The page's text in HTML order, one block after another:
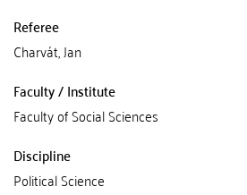
Referee
Charvát, Jan
Faculty / Institute
Faculty of Social Sciences
Discipline
Political Science